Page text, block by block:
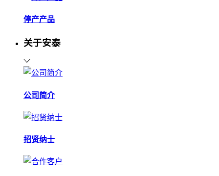
停产产品
关于安泰
公司简介
招贤纳士